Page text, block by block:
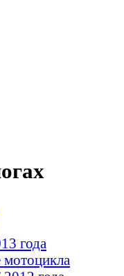
года
мотоцикла